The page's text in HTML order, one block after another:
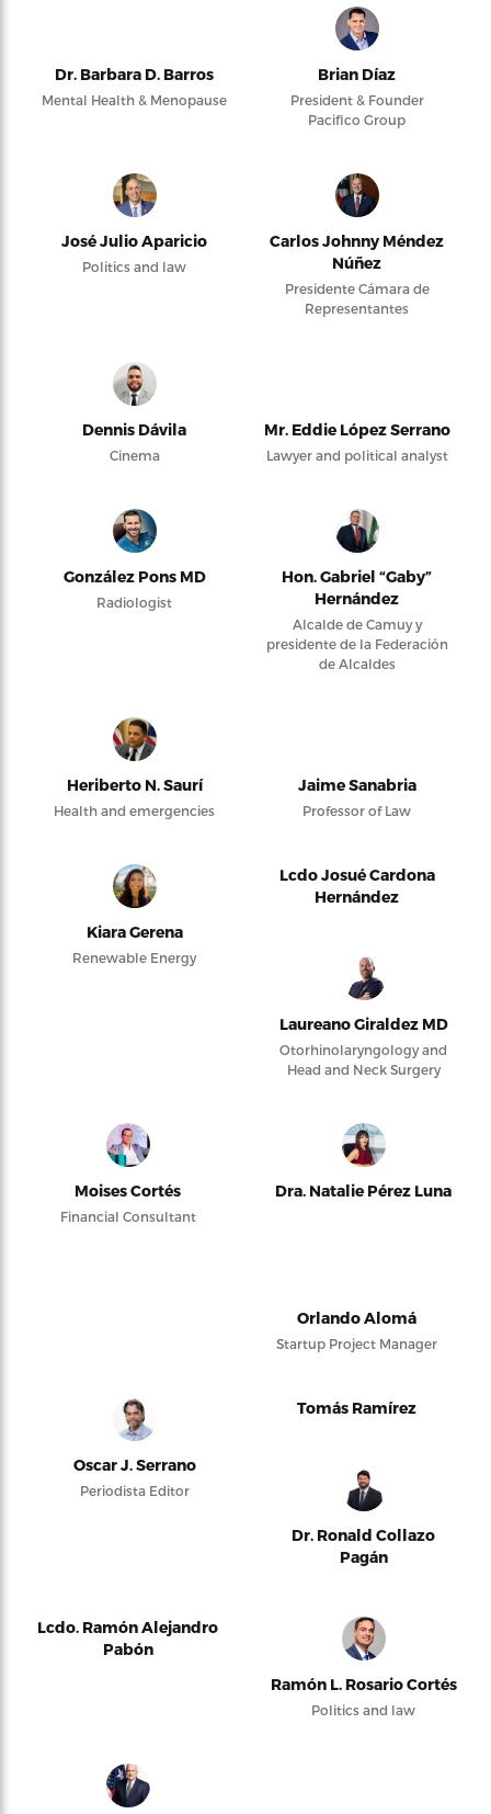
Dr. Barbara D. Barros
Mental Health & Menopause
Brian Díaz
President & Founder
Pacifico Group
José Julio Aparicio
Politics and law
Carlos Johnny Méndez
Núñez
Presidente Cámara de
Representantes
Dennis Dávila
Cinema
Mr. Eddie López Serrano
Lawyer and political analyst
González Pons MD
Radiologist
Hon. Gabriel “Gaby”
Hernández
Alcalde de Camuy y
presidente de la Federación
de Alcaldes
Heriberto N. Saurí
Health and emergencies
Jaime Sanabria
Professor of Law
Kiara Gerena
Renewable Energy
Lcdo Josué Cardona
Hernández
Laureano Giraldez MD
Otorhinolaryngology and
Head and Neck Surgery
Moises Cortés
Financial Consultant
Dra. Natalie Pérez Luna
Orlando Alomá
Startup Project Manager
Oscar J. Serrano
Periodista Editor
Tomás Ramírez
Dr. Ronald Collazo
Pagán
Lcdo. Ramón Alejandro
Pabón
Ramón L. Rosario Cortés
Politics and law